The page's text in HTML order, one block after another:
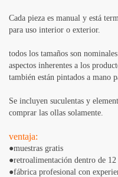
Cada pieza es manual y está
para uso interior o exterior.
todos los tamaños son
aspectos inherentes a los
también están pintados a mano
Se incluyen suculentas y
comprar las ollas solamente.
ventaja:
●muestras gratis
●retroalimentación dentro de 12
●fábrica profesional con